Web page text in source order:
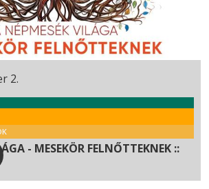
2.
- MESEKÖR FELNŐTTEKNEK ::